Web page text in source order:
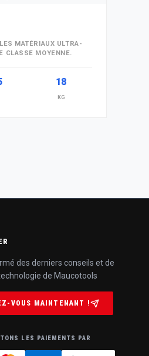
MATÉRIAUX ULTRA-
CLASSE MOYENNE.
18
KG
des derniers conseils et de
de Maucotools
VOUS MAINTENANT !
LES PAIEMENTS PAR